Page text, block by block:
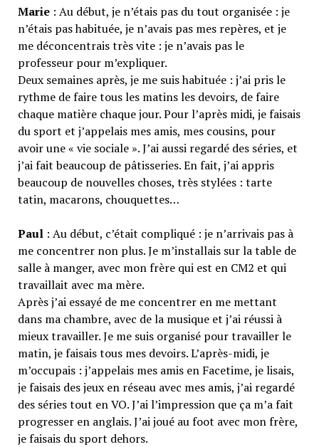
Marie : Au début, je n’étais pas du tout organisée : je
n’étais pas habituée, je n’avais pas mes repères, et je
me déconcentrais très vite : je n’avais pas le
professeur pour m’expliquer.
Deux semaines après, je me suis habituée : j’ai pris le
rythme de faire tous les matins les devoirs, de faire
chaque matière chaque jour. Pour l’après midi, je faisais
du sport et j’appelais mes amis, mes cousins, pour
avoir une « vie sociale ». J’ai aussi regardé des séries, et
j’ai fait beaucoup de pâtisseries. En fait, j’ai appris
beaucoup de nouvelles choses, très stylées : tarte
tatin, macarons, chouquettes…
Paul : Au début, c’était compliqué : je n’arrivais pas à
me concentrer non plus. Je m’installais sur la table de
salle à manger, avec mon frère qui est en CM2 et qui
travaillait avec ma mère.
Après j’ai essayé de me concentrer en me mettant
dans ma chambre, avec de la musique et j’ai réussi à
mieux travailler. Je me suis organisé pour travailler le
matin, je faisais tous mes devoirs. L’après-midi, je
m’occupais : j’appelais mes amis en Facetime, je lisais,
je faisais des jeux en réseau avec mes amis, j’ai regardé
des séries tout en VO. J’ai l’impression que ça m’a fait
progresser en anglais. J’ai joué au foot avec mon frère,
je faisais du sport dehors.